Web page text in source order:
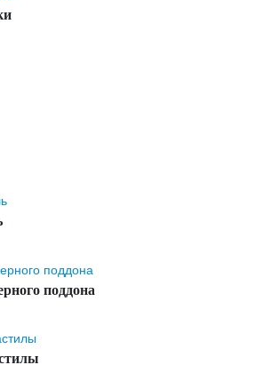
поддона